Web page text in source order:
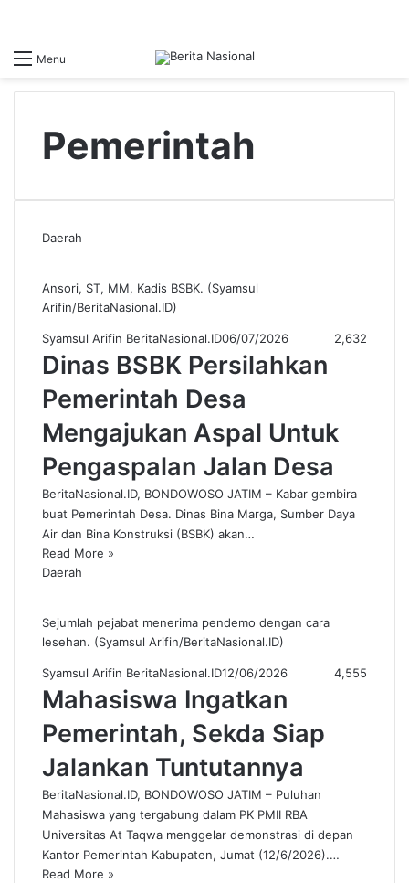
Menu
Pemerintah
Daerah
Ansori, ST, MM, Kadis BSBK. (Syamsul
Arifin/BeritaNasional.ID)
Syamsul Arifin BeritaNasional.ID06/07/2026 2,632
Dinas BSBK Persilahkan
Pemerintah Desa
Mengajukan Aspal Untuk
Pengaspalan Jalan Desa
BeritaNasional.ID, BONDOWOSO JATIM – Kabar gembira
buat Pemerintah Desa. Dinas Bina Marga, Sumber Daya
Air dan Bina Konstruksi (BSBK) akan…
Read More »
Daerah
Sejumlah pejabat menerima pendemo dengan cara
lesehan. (Syamsul Arifin/BeritaNasional.ID)
Syamsul Arifin BeritaNasional.ID12/06/2026 4,555
Mahasiswa Ingatkan
Pemerintah, Sekda Siap
Jalankan Tuntutannya
BeritaNasional.ID, BONDOWOSO JATIM – Puluhan
Mahasiswa yang tergabung dalam PK PMII RBA
Universitas At Taqwa menggelar demonstrasi di depan
Kantor Pemerintah Kabupaten, Jumat (12/6/2026).…
Read More »